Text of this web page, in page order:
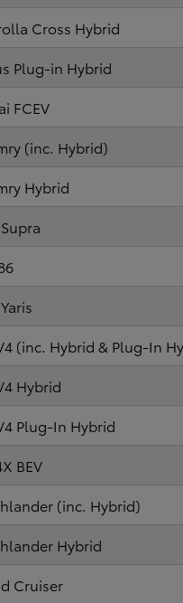
Cross Hybrid
Plug-in Hybrid
FCEV
(inc. Hybrid)
Hybrid
(inc. Hybrid & Plug-In
Hybrid
Plug-In Hybrid
BEV
(inc. Hybrid)
Hybrid
Cruiser